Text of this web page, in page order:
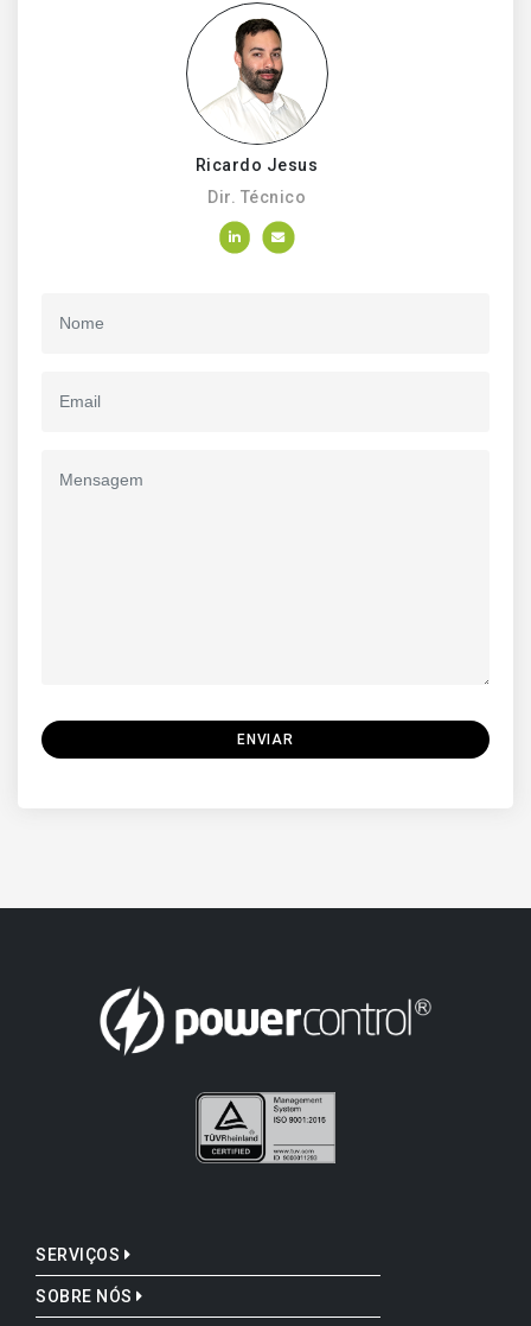
Ricardo Jesus
Dir. Técnico
ENVIAR
SERVIÇOS
SOBRE NÓS